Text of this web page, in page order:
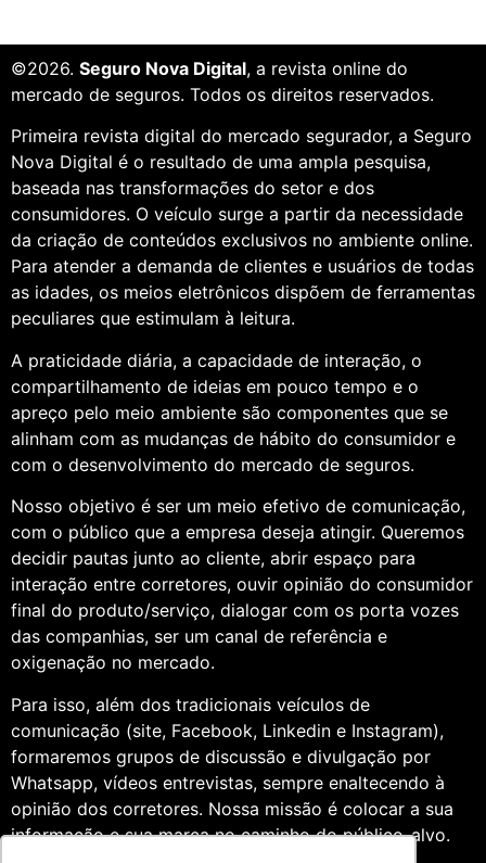
©2026. Seguro Nova Digital, a revista online do
mercado de seguros. Todos os direitos reservados.
Primeira revista digital do mercado segurador, a Seguro
Nova Digital é o resultado de uma ampla pesquisa,
baseada nas transformações do setor e dos
consumidores. O veículo surge a partir da necessidade
da criação de conteúdos exclusivos no ambiente online.
Para atender a demanda de clientes e usuários de todas
as idades, os meios eletrônicos dispõem de ferramentas
peculiares que estimulam à leitura.
A praticidade diária, a capacidade de interação, o
compartilhamento de ideias em pouco tempo e o
apreço pelo meio ambiente são componentes que se
alinham com as mudanças de hábito do consumidor e
com o desenvolvimento do mercado de seguros.
Nosso objetivo é ser um meio efetivo de comunicação,
com o público que a empresa deseja atingir. Queremos
decidir pautas junto ao cliente, abrir espaço para
interação entre corretores, ouvir opinião do consumidor
final do produto/serviço, dialogar com os porta vozes
das companhias, ser um canal de referência e
oxigenação no mercado.
Para isso, além dos tradicionais veículos de
comunicação (site, Facebook, Linkedin e Instagram),
formaremos grupos de discussão e divulgação por
Whatsapp, vídeos entrevistas, sempre enaltecendo à
opinião dos corretores. Nossa missão é colocar a sua
informação e sua marca no caminho do público-alvo.